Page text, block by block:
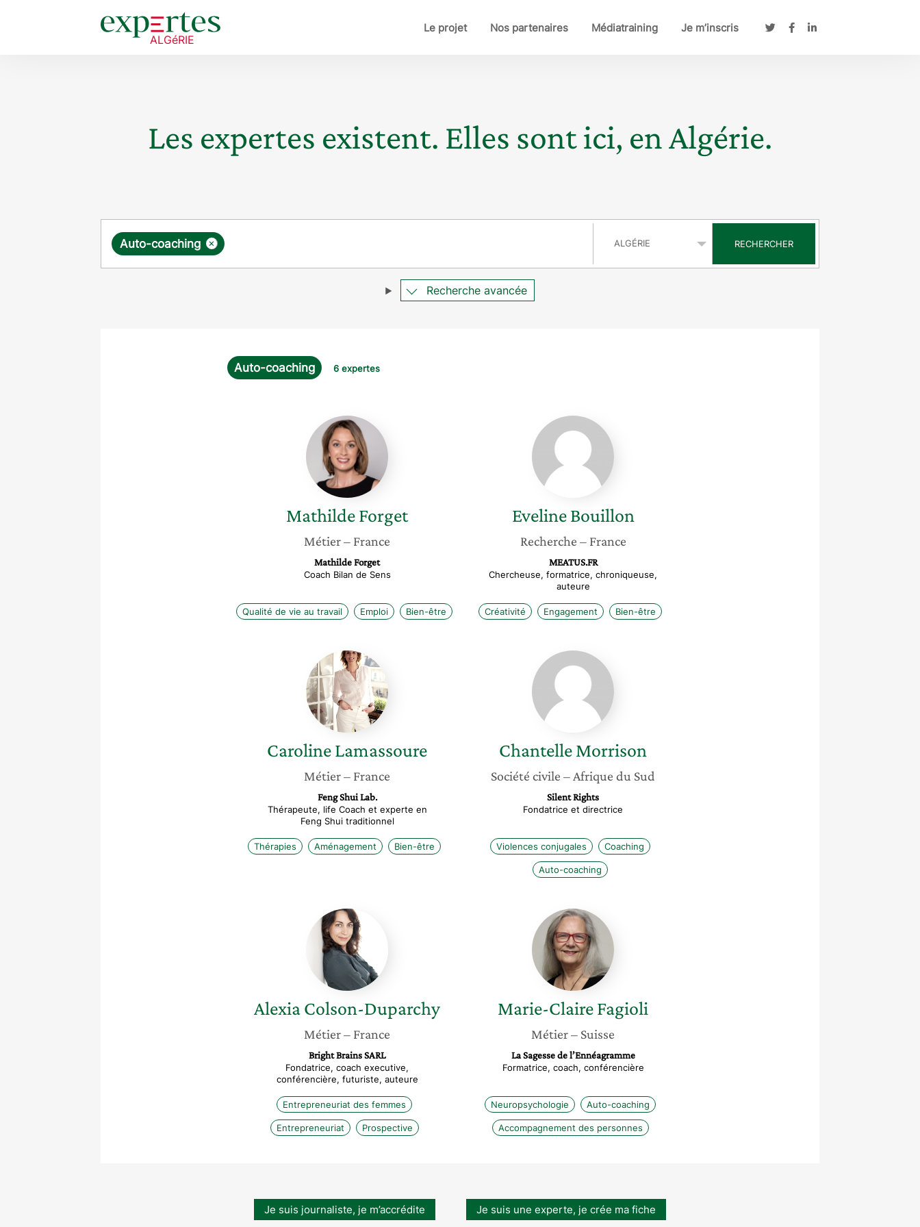
Le projet Nos partenaires Médiatraining Je m’inscris
Les expertes existent. Elles sont ici, en Algérie.
Requête ×
Auto-coaching RECHERCHER
Recherche avancée
Auto-coaching 6 expertes
Mathilde
Forget
MathildeForget
Métier– France
Mathilde Forget
Coach Bilan de Sens
Qualité de vie au travail Emploi Bien-être
Eveline
Bouillon
Eveline Bouillon
Recherche – France
MEATUS.FR
Chercheuse, formatrice, chroniqueuse,
auteure
Créativité Engagement Bien-être
Caroline
Lamassoure
CarolineLamassoure
Métier– France
Feng Shui Lab.
Thérapeute, life Coach et experte en
Feng Shui traditionnel
Thérapies Aménagement Bien-être
Chantelle
Morrison
ChantelleMorrison
Société civile – Afrique du Sud
Silent Rights
Fondatrice et directrice
Violences conjugales Coaching
Auto-coaching
Alexia
Colson-
Duparchy
AlexiaColson-Duparchy
Métier– France
Bright Brains SARL
Fondatrice, coach executive,
conférencière, futuriste, auteure
Entrepreneuriat des femmes
Entrepreneuriat Prospective
Marie-
Claire
Fagioli
Marie-ClaireFagioli
Métier– Suisse
La Sagesse de l’Ennéagramme
Formatrice, coach, conférencière
Neuropsychologie Auto-coaching
Accompagnement des personnes
Je suis journaliste, je m’accrédite Je suis une experte, je crée ma fiche